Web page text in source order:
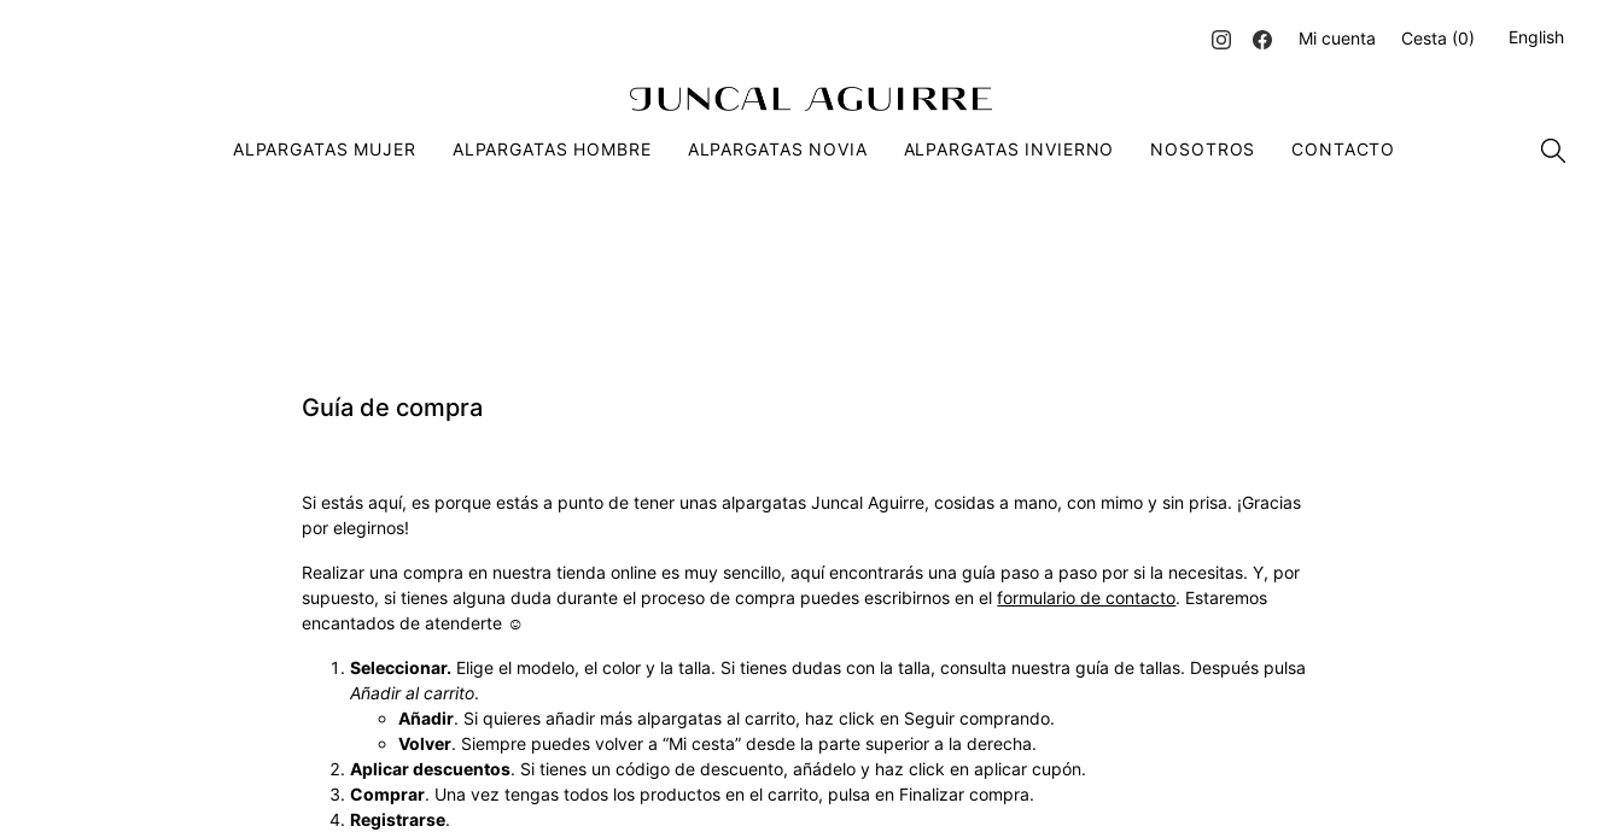
Mi cuenta Cesta (0) English
ALPARGATAS MUJER ALPARGATAS HOMBRE ALPARGATAS NOVIA ALPARGATAS INVIERNO NOSOTROS CONTACTO
Guía de compra
Si estás aquí, es porque estás a punto de tener unas alpargatas Juncal Aguirre, cosidas a mano, con mimo y sin prisa. ¡Gracias
por elegirnos!
Realizar una compra en nuestra tienda online es muy sencillo, aquí encontrarás una guía paso a paso por si la necesitas. Y, por
supuesto, si tienes alguna duda durante el proceso de compra puedes escribirnos en elformulario de contacto. Estaremos
encantados de atenderte ☺
Seleccionar. Elige el modelo, el color y la talla. Si tienes dudas con la talla, consulta nuestra guía de tallas. Después pulsa
Añadir al carrito.
Añadir. Si quieres añadir más alpargatas al carrito, haz click en Seguir comprando.
Volver. Siempre puedes volver a “Mi cesta” desde la parte superior a la derecha.
Aplicar descuentos. Si tienes un código de descuento, añádelo y haz click en aplicar cupón.
Comprar. Una vez tengas todos los productos en el carrito, pulsa en Finalizar compra.
Registrarse.